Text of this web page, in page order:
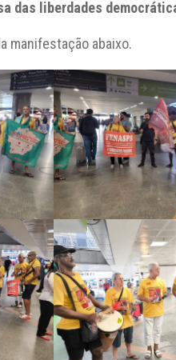
das liberdades
manifestação abaixo.